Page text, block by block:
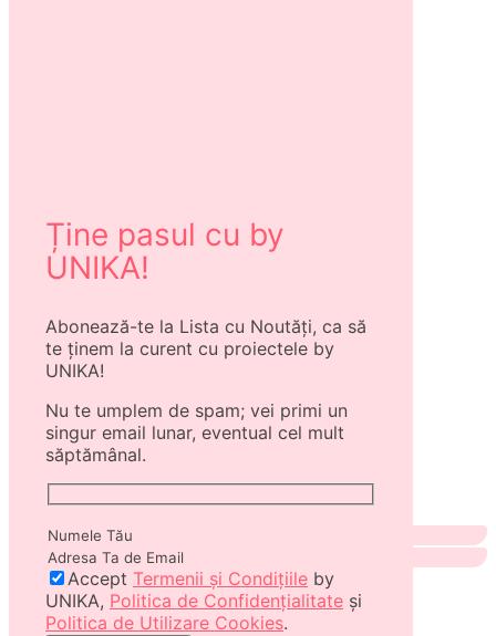
Ține pasul cu by
UNIKA!
Abonează-te la Lista cu Noutăți, ca să
te ținem la curent cu proiectele by
UNIKA!
Nu te umplem de spam; vei primi un
singur email lunar, eventual cel mult
săptămânal.
Accept Termenii și Condițiile by
UNIKA, Politica de Confidențialitate și
Politica de Utilizare Cookies.